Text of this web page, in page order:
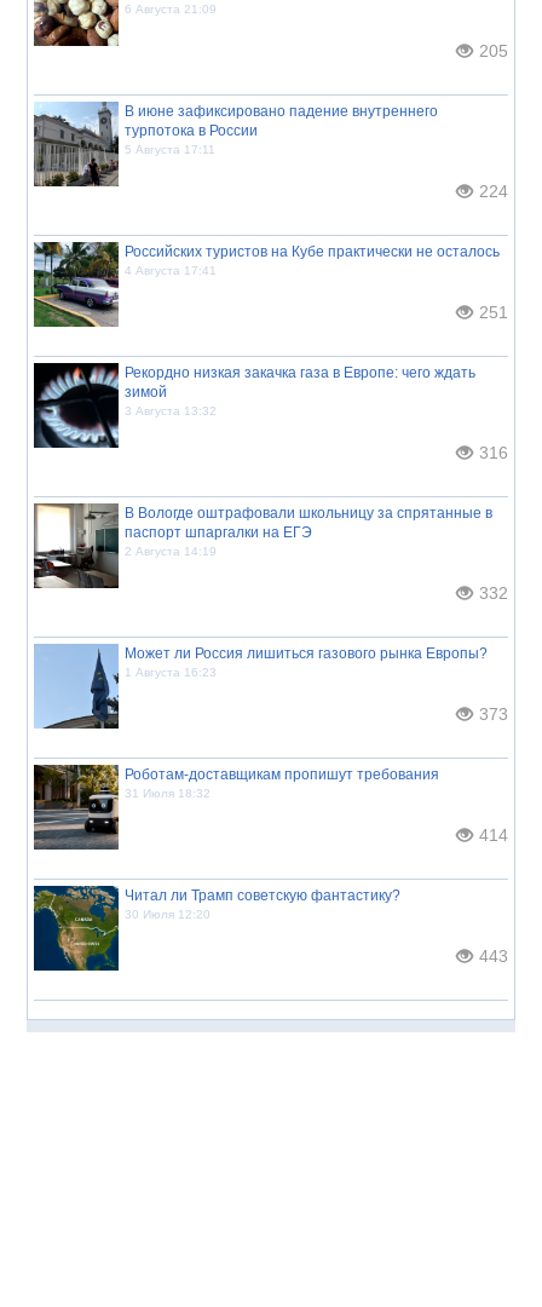
6 Августа 21:09
205
В июне зафиксировано падение внутреннего
турпотока в России
5 Августа 17:11
224
Российских туристов на Кубе практически не осталось
4 Августа 17:41
251
Рекордно низкая закачка газа в Европе: чего ждать
зимой
3 Августа 13:32
316
В Вологде оштрафовали школьницу за спрятанные в
паспорт шпаргалки на ЕГЭ
2 Августа 14:19
332
Может ли Россия лишиться газового рынка Европы?
1 Августа 16:23
373
Роботам-доставщикам пропишут требования
31 Июля 18:32
414
Читал ли Трамп советскую фантастику?
30 Июля 12:20
443